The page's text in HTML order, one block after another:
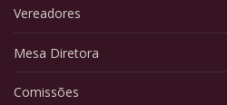
Vereadores
Mesa Diretora
Comissões